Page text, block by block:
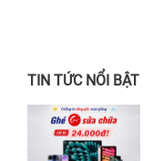
TIN TỨC NỔI BẬT